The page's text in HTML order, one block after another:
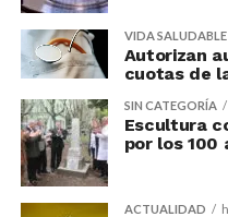
VIDA SALUDABLE
Autorizan
cuotas de
SIN CATEGORÍA
Escultura
por los 100
ACTUALIDAD